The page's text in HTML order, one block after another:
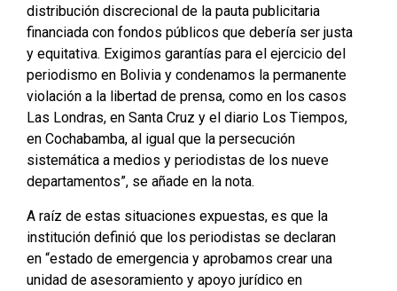
distribución discrecional de la pauta publicitaria
financiada con fondos públicos que debería ser justa
y equitativa. Exigimos garantías para el ejercicio del
periodismo en Bolivia y condenamos la permanente
violación a la libertad de prensa, como en los casos
Las Londras, en Santa Cruz y el diario Los Tiempos,
en Cochabamba, al igual que la persecución
sistemática a medios y periodistas de los nueve
departamentos”, se añade en la nota.
A raíz de estas situaciones expuestas, es que la
institución definió que los periodistas se declaran
en “estado de emergencia y aprobamos crear una
unidad de asesoramiento y apoyo jurídico en